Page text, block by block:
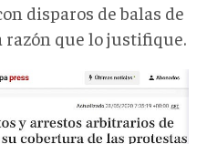
disparos de balas de
razón que lo justifique.